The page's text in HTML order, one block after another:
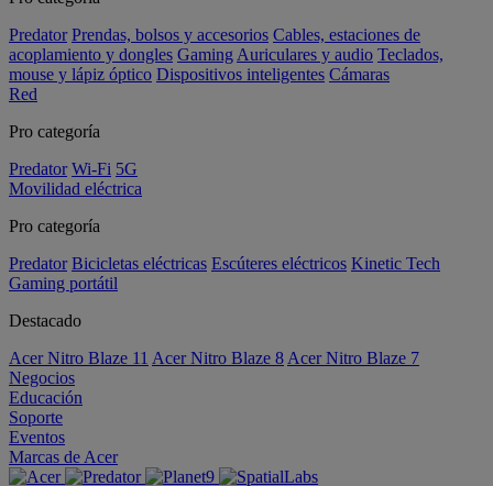
Predator Prendas, bolsos y accesorios Cables, estaciones de
acoplamiento y dongles Gaming Auriculares y audio Teclados,
mouse y lápiz óptico Dispositivos inteligentes Cámaras
Red
Pro categoría
Predator Wi-Fi 5G
Movilidad eléctrica
Pro categoría
Predator Bicicletas eléctricas Escúteres eléctricos Kinetic Tech
Gaming portátil
Destacado
Acer Nitro Blaze 11 Acer Nitro Blaze 8 Acer Nitro Blaze 7
Negocios
Educación
Soporte
Eventos
Marcas de Acer